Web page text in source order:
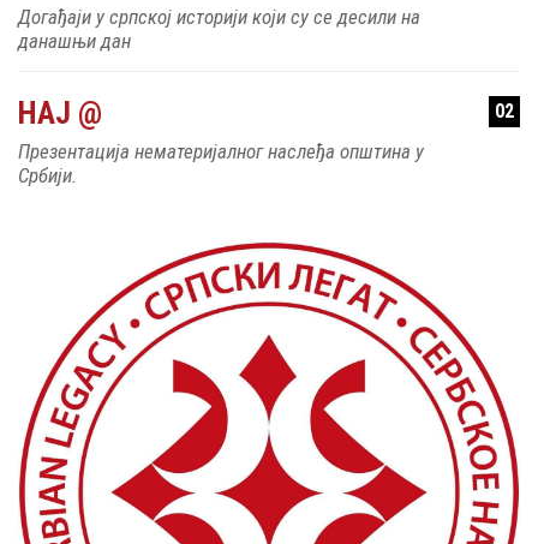
Догађаји у српској историји који су се десили на
данашњи дан
НАЈ @ 02
Презентација нематеријалног наслеђа општина у
Србији.